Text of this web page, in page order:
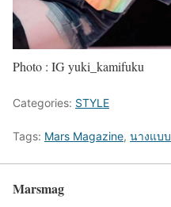
Photo : IG yuki_kamifuku
Categories: STYLE
Tags: Mars Magazine, นางแบบ
Marsmag